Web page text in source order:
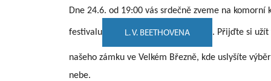
Dne 24.6. od 19:00 vás srdečně zveme na
festivalu L. V. BEETHOVENA . Přijďte si
našeho zámku ve Velkém Březně, kde uslyšíte
nebe.